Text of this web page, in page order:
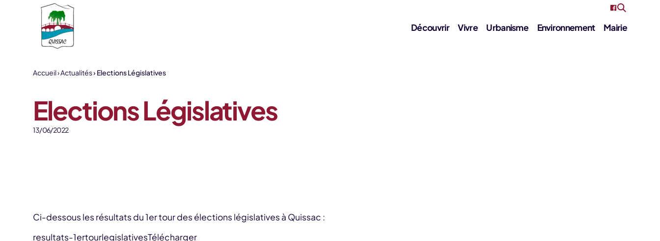
Aller au contenu
Découvrir Vivre Urbanisme Environnement Mairie
Accueil Actualités Elections Législatives
Elections Législatives
13/06/2022
Ci-dessous les résultats du 1er tour des élections législatives à Quissac :
resultats-1ertourlegislativesTélécharger